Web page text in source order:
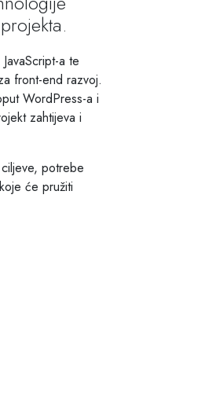
a te
front-end razvoj.
WordPress-a i
zahtijeva i
potrebe
će pružiti